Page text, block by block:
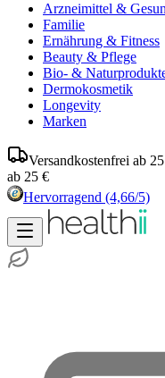
Arzneimittel &
Familie
Ernährung & Fitness
Beauty & Pflege
Bio- &
Dermokosmetik
Longevity
Marken
Versandkostenfrei ab
ab 25 €
Hervorragend (4,66/5)